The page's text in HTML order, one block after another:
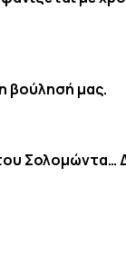
βούλησή μας.
Σολομώντα…